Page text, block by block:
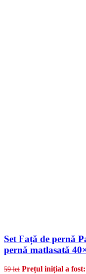
Set Față de pernă
pernă matlasată
59lei Prețul inițial a fost: